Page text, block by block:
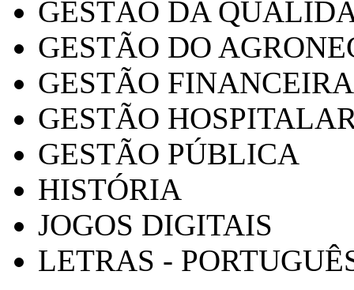
GESTÃO DA
GESTÃO DO
GESTÃO FINANCEIRA
GESTÃO
GESTÃO PÚBLICA
HISTÓRIA
JOGOS DIGITAIS
LETRAS -